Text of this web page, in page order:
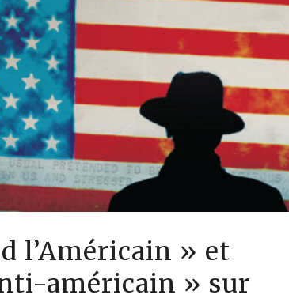
l’Américain » et
américain » sur